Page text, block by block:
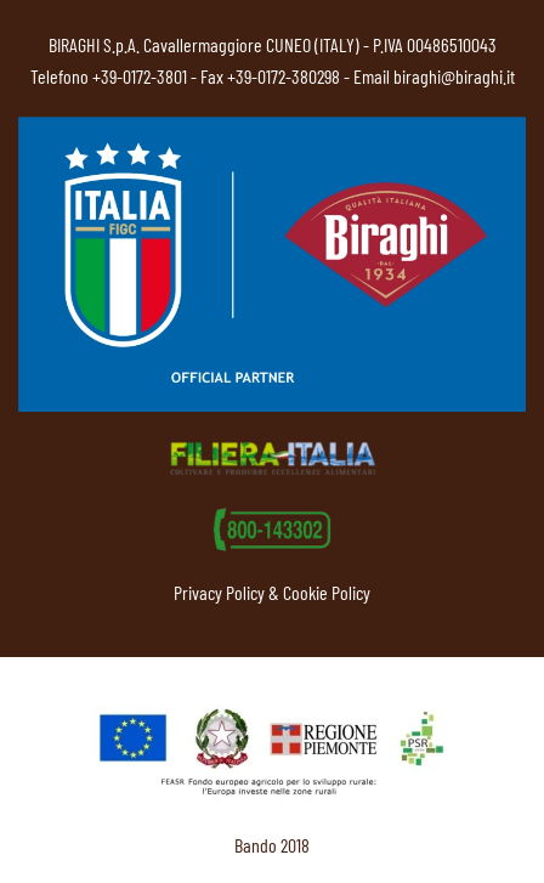
BIRAGHI S.p.A. Cavallermaggiore CUNEO (ITALY) - P.IVA 00486510043
Telefono +39-0172-3801- Fax +39-0172-380298 - Email biraghi@biraghi.it
Privacy Policy & Cookie Policy
Bando 2018